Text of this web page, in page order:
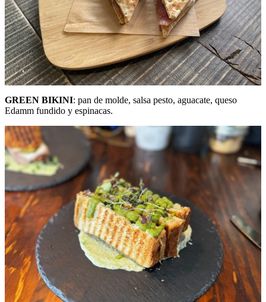
GREEN BIKINI: pan de molde, salsa pesto, aguacate, queso
Edamm fundido y espinacas.